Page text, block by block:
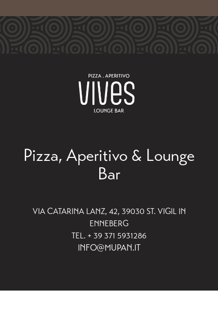
Pizza, Aperitivo & Lounge
Bar
VIA CATARINA LANZ, 42, 39030 ST. VIGIL IN
ENNEBERG
TEL. + 39 371 5931286
INFO@MUPAN.IT